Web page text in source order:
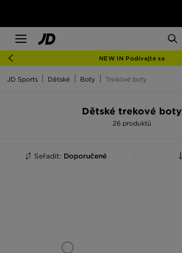
NEW IN Podívejte se
JD Sports Dětské Boty Trekové boty
Dětské trekové boty
26 produktů
Seřadit: Doporučené